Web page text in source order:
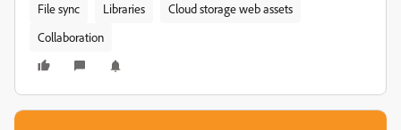
File sync Libraries
Cloud storage web assets
Collaboration